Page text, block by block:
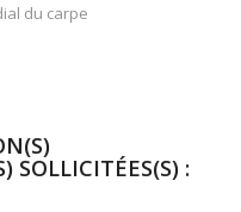
du carpe
SOLLICITÉES(S) :